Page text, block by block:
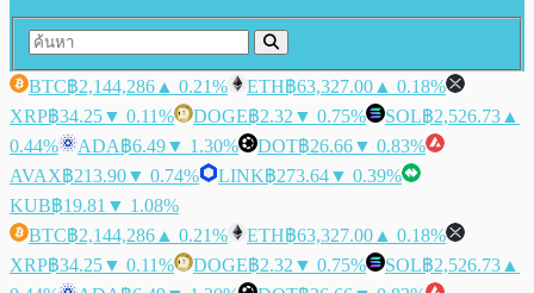
BTC฿2,144,286 ▲ 0.21% ETH฿63,327.00 ▲ 0.18%
XRP฿34.25▼ 0.11% DOGE฿2.32 ▼ 0.75% SOL฿2,526.73 ▲
0.44%
ADA฿6.49▼ 1.30% DOT฿26.66▼ 0.83%
AVAX฿213.90▼ 0.74% LINK฿273.64▼ 0.39%
KUB฿19.81 ▼ 1.08%
BTC฿2,144,286 ▲ 0.21% ETH฿63,327.00 ▲ 0.18%
XRP฿34.25▼ 0.11% DOGE฿2.32 ▼ 0.75% SOL฿2,526.73 ▲